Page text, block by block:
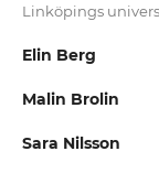
Linköpings
Elin Berg
Malin Brolin
Sara Nilsson